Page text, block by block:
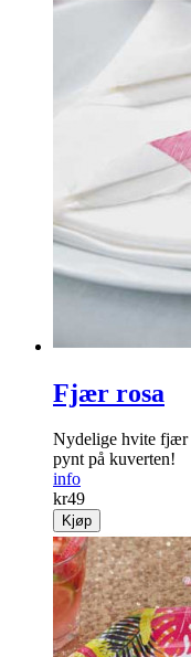
Fjær rosa
Nydelige hvite fjær
pynt på kuverten!
info
kr49
Kjøp